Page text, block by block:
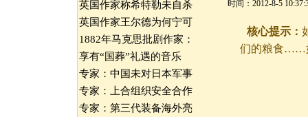
英国作家称希特勒未自杀
英国作家王尔德为何宁可
1882年马克思批剧作家：
享有“国葬”礼遇的音乐
专家：中国未对日本军事
专家：上合组织安全合作
专家：第三代装备海外亮
时间：2012-8-5
核心提示：
们的粮食……